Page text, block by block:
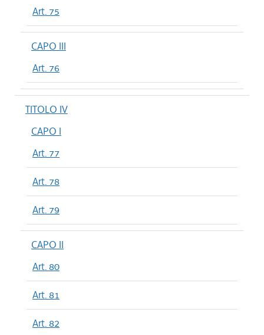
Art. 75
CAPO III
Art. 76
TITOLO IV
CAPO I
Art. 77
Art. 78
Art. 79
CAPO II
Art. 80
Art. 81
Art. 82